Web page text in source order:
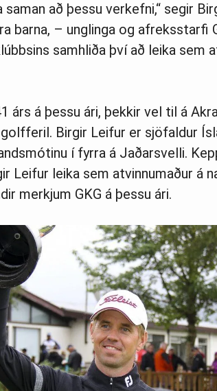
að þessu verkefni,“ segir
barna, – unglinga og afreksstarfi
samhliða því að leika sem
árs á þessu ári, þekkir vel til á
Birgir Leifur er sjöfaldur
í fyrra á Jaðarsvelli.
Leifur leika sem atvinnumaður á
merkjum GKG á þessu ári.